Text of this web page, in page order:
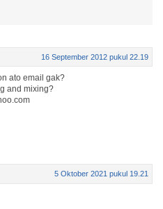
16 September 2012 pukul 22.19
ato email gak?
and mixing?
5 Oktober 2021 pukul 19.21